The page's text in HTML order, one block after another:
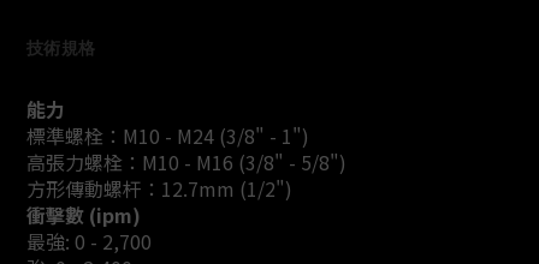
技術規格
能力
標準螺栓：M10 - M24 (3/8" - 1")
高張力螺栓：M10 - M16 (3/8" - 5/8")
方形傳動螺杆：12.7mm (1/2")
衝擊數 (ipm)
最強: 0 - 2,700